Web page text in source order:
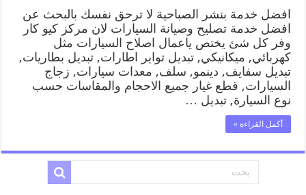
افضل خدمة بنشر الصباحية لا ترحق نفسك بالبحث عن
افضل خدمة تصليح وصيانة السيارات لان مركز كيو كار
وفر كل شئ يختص ياعمال اصلاح السيارات مثل
كهربائي, ميكانيكي, تبديل تواير اطارات, تبديل بطاريات,
تبديل سفايف, دينمو, سلف, معدات سيارات, زجاج
السيارات, قطع غيار جميع الاحجام والمقاسات حسب
نوع السيارة, تبديل …
أكمل القراءة »